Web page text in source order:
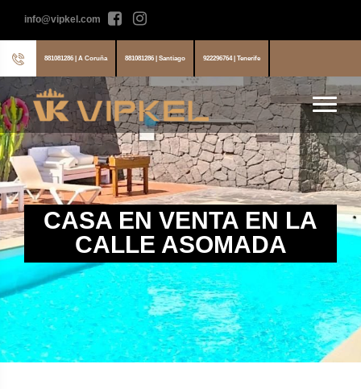
info@vipkel.com
881081286 | A Coruña 881081286 | Santiago 922296764 | Tenerife
CASA EN VENTA EN LA
CALLE ASOMADA